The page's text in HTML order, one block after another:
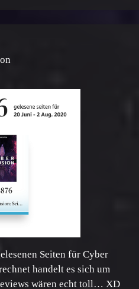
Seiten für Cyber
handelt es sich um
wären echt toll… XD